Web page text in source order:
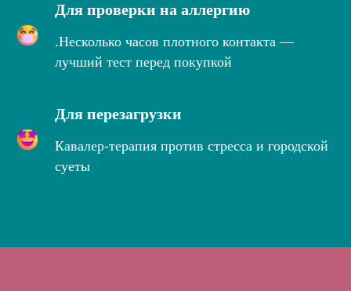
Для проверки на аллергию
.Несколько часов плотного контакта —
лучший тест перед покупкой
Для перезагрузки
Кавалер-терапия против стресса и городской
суеты